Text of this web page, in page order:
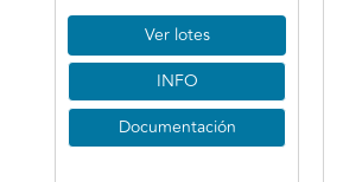
Ver lotes
INFO
Documentación